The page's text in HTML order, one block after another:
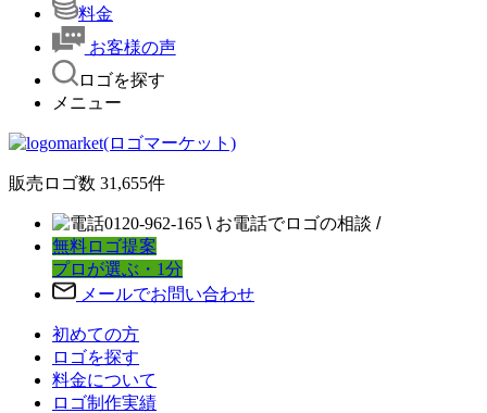
料金
お客様の声
ロゴを探す
メニュー
販売ロゴ数 31,655件
0120-962-165 \ お電話でロゴの相談 /
無料ロゴ提案
プロが選ぶ・1分
メールでお問い合わせ
初めての方
ロゴを探す
料金について
ロゴ制作実績